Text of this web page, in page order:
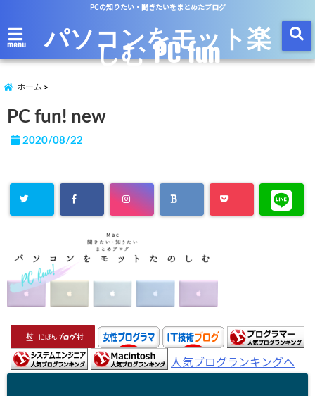
PCの知りたい・聞きたいをまとめたブログ
menu パソコンをモット楽
しむ PC fun
ホーム
PC fun! new
2020/08/22
人気ブログランキングへ